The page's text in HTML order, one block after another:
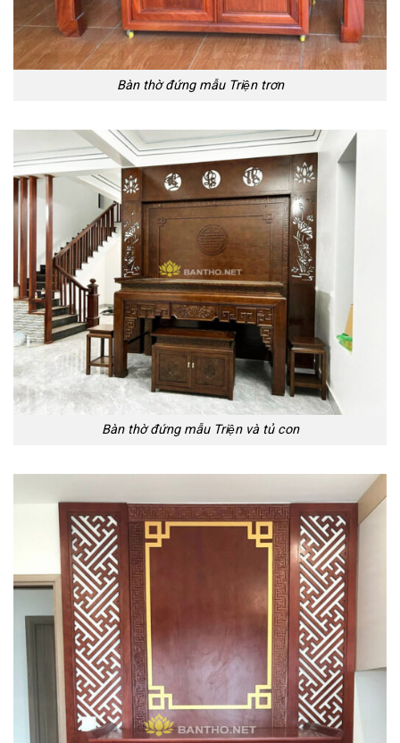
Bàn thờ đứng mẫu Triện trơn
Bàn thờ đứng mẫu Triện và tủ con